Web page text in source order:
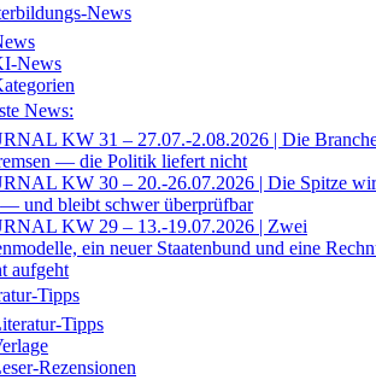
News
News
News:
KW 31 – 27.07.-2.08.2026 | Die
— die Politik liefert nicht
KW 30 – 20.-26.07.2026 | Die Spitze
und bleibt schwer überprüfbar
KW 29 – 13.-19.07.2026 | Zwei
ein neuer Staatenbund und eine
aufgeht
Tipps
Tipps
Rezensionen